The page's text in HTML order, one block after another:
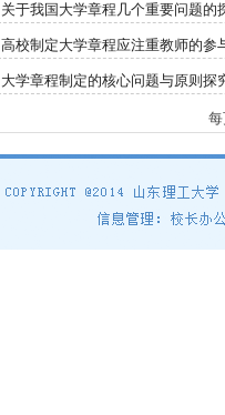
关于我国大学章程几个重要问题的
高校制定大学章程应注重教师的参
大学章程制定的核心问题与原则探